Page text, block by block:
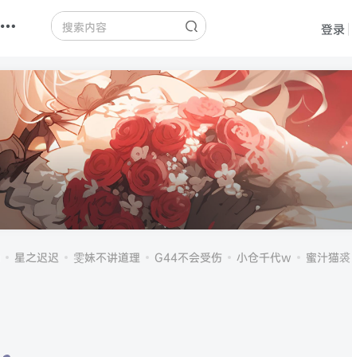
登录
星之迟迟 雯妹不讲道理 G44不会受伤 小仓千代w 蜜汁猫裘